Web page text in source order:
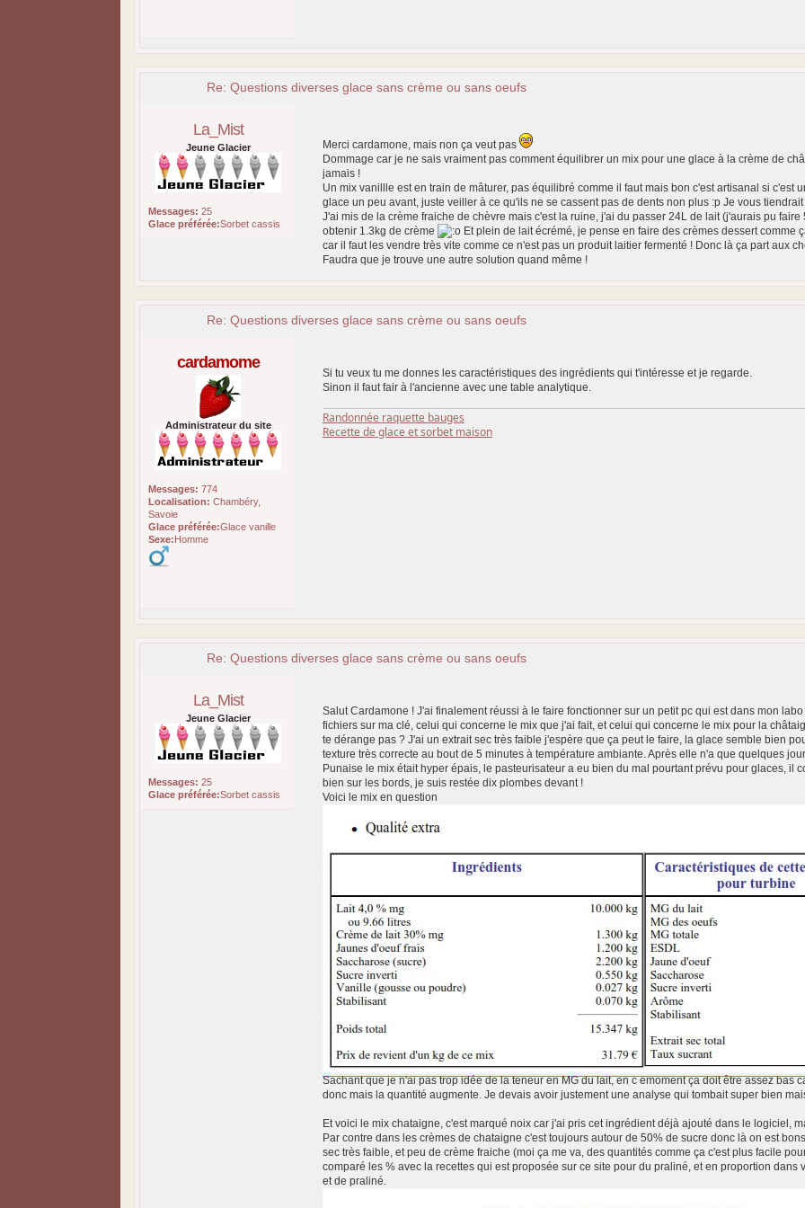
Re: Questions diverses glace sans crème ou sans oeufs
La_Mist
Jeune Glacier
Messages: 25
Glace préférée:Sorbet cassis
Merci cardamone, mais non ça veut pas
Dommage car je ne sais vraiment pas comment équilibrer un mix pour une glace à la crème de
jamais !
Un mix vanillle est en train de mâturer, pas équilibré comme il faut mais bon c'est artisanal si c'est
glace un peu avant, juste veiller à ce qu'ils ne se cassent pas de dents non plus :p Je vous
J'ai mis de la crème fraiche de chèvre mais c'est la ruine, j'ai du passer 24L de lait (j'aurais pu
obtenir 1.3kg de crème
Et plein de lait écrémé, je pense en faire des crèmes dessert comme
car il faut les vendre très vite comme ce n'est pas un produit laitier fermenté ! Donc là ça part aux
Faudra que je trouve une autre solution quand même !
Re: Questions diverses glace sans crème ou sans oeufs
cardamome
Administrateur du site
Messages: 774
Localisation: Chambéry,
Savoie
Glace préférée:Glace vanille
Sexe:Homme
Si tu veux tu me donnes les caractéristiques des ingrédients qui t'intéresse et je regarde.
Sinon il faut fair à l'ancienne avec une table analytique.
Randonnée raquette bauges
Recette de glace et sorbet maison
Re: Questions diverses glace sans crème ou sans oeufs
La_Mist
Jeune Glacier
Messages: 25
Glace préférée:Sorbet cassis
Salut Cardamone ! J'ai finalement réussi à le faire fonctionner sur un petit pc qui est dans mon
fichiers sur ma clé, celui qui concerne le mix que j'ai fait, et celui qui concerne le mix pour la
te dérange pas ? J'ai un extrait sec très faible j'espère que ça peut le faire, la glace semble bien
texture très correcte au bout de 5 minutes à température ambiante. Après elle n'a que quelques
Punaise le mix était hyper épais, le pasteurisateur a eu bien du mal pourtant prévu pour glaces, il
bien sur les bords, je suis restée dix plombes devant !
Voici le mix en question
Sachant que je n'ai pas trop idée de la teneur en MG du lait, en c emoment ça doit être assez bas
donc mais la quantité augmente. Je devais avoir justement une analyse qui tombait super bien
Et voici le mix chataigne, c'est marqué noix car j'ai pris cet ingrédient déjà ajouté dans le logiciel,
Par contre dans les crèmes de chataigne c'est toujours autour de 50% de sucre donc là on est
sec très faible, et peu de crème fraiche (moi ça me va, des quantités comme ça c'est plus facile
comparé les % avec la recettes qui est proposée sur ce site pour du praliné, et en proportion
et de praliné.